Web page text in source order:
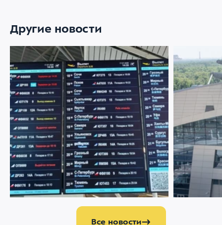
Другие новости
22 ИЮЛЯ 2026 1962
Меняемся ради комфорта пассажиров
21 ИЮЛЯ 2026
Аэропорт
партнером
Все новости